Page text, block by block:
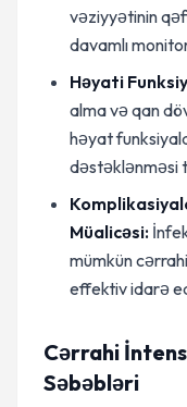
vəziyyətinin
davamlı
Həyati
alma və qan
həyat
dəstəklənməsi
Müalicəsi:
mümkün
effektiv idarə
Cərrahi
Səbəbləri